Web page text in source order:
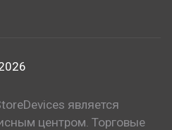
является
центром. Торговые